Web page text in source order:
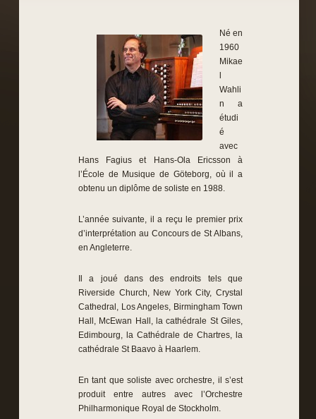
Né en
1960
Mikae
Wahli
n a
étudi
é
avec
Hans Fagius et Hans-Ola Ericsson à
l’École de Musique de Göteborg, où il a
obtenu un diplôme de soliste en 1988.
L’année suivante, il a reçu le premier prix
d’interprétation au Concours de St Albans,
en Angleterre.
Il a joué dans des endroits tels que
Riverside Church, New York City, Crystal
Cathedral, Los Angeles, Birmingham Town
Hall, McEwan Hall, la cathédrale St Giles,
Edimbourg, la Cathédrale de Chartres, la
cathédrale St Baavo à Haarlem.
En tant que soliste avec orchestre, il s’est
produit entre autres avec l’Orchestre
Philharmonique Royal de Stockholm.